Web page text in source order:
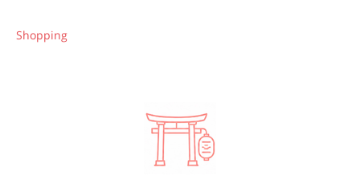
Shopping